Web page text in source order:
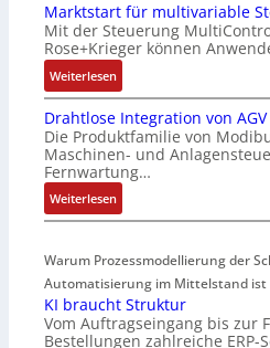
n
s
o
r
-
n
t
e
g
r
t
i
o
n
C
6
2
4
4
-
Z
e
r
t
f
i
z
i
Marktstart für multivariable
Mit der Steuerung
Rose+Krieger können
Weiterlesen:
M
a
r
k
t
s
t
r
t
f
ü
Drahtlose Integration von
Die Produktfamilie von
Maschinen- und
Fernwartung…
Weiterlesen:
D
a
h
t
l
o
Warum Prozessmodellierung der
Automatisierung im Mittelstand ist
KI braucht Struktur
Vom Auftragseingang bis zur
Bestellungen zahlreiche ERP-